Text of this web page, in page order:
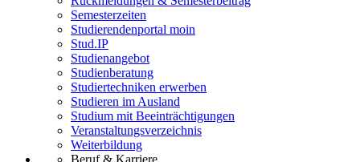
Semesterzeiten
Studierendenportal moin
Stud.IP
Studienangebot
Studienberatung
Studiertechniken erwerben
Studieren im Ausland
Studium mit Beeinträchtigungen
Veranstaltungsverzeichnis
Weiterbildung
Beruf & Karriere